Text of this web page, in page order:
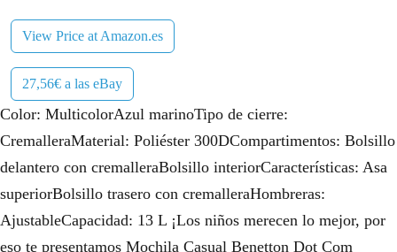
View Price at Amazon.es
27,56€ a las eBay
Color: MulticolorAzul marinoTipo de cierre:
CremalleraMaterial: Poliéster 300DCompartimentos: Bolsillo
delantero con cremalleraBolsillo interiorCaracterísticas: Asa
superiorBolsillo trasero con cremalleraHombreras:
AjustableCapacidad: 13 L ¡Los niños merecen lo mejor, por
eso te presentamos Mochila Casual Benetton Dot Com